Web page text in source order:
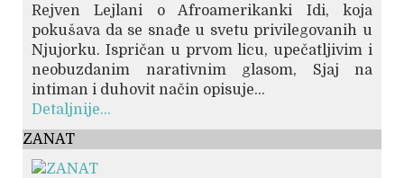
Rejven Lejlani o Afroamerikanki Idi, koja
pokušava da se snađe u svetu privilegovanih u
Njujorku. Ispričan u prvom licu, upečatljivim i
neobuzdanim narativnim glasom, Sjaj na
intiman i duhovit način opisuje...
Detaljnije...
ZANAT